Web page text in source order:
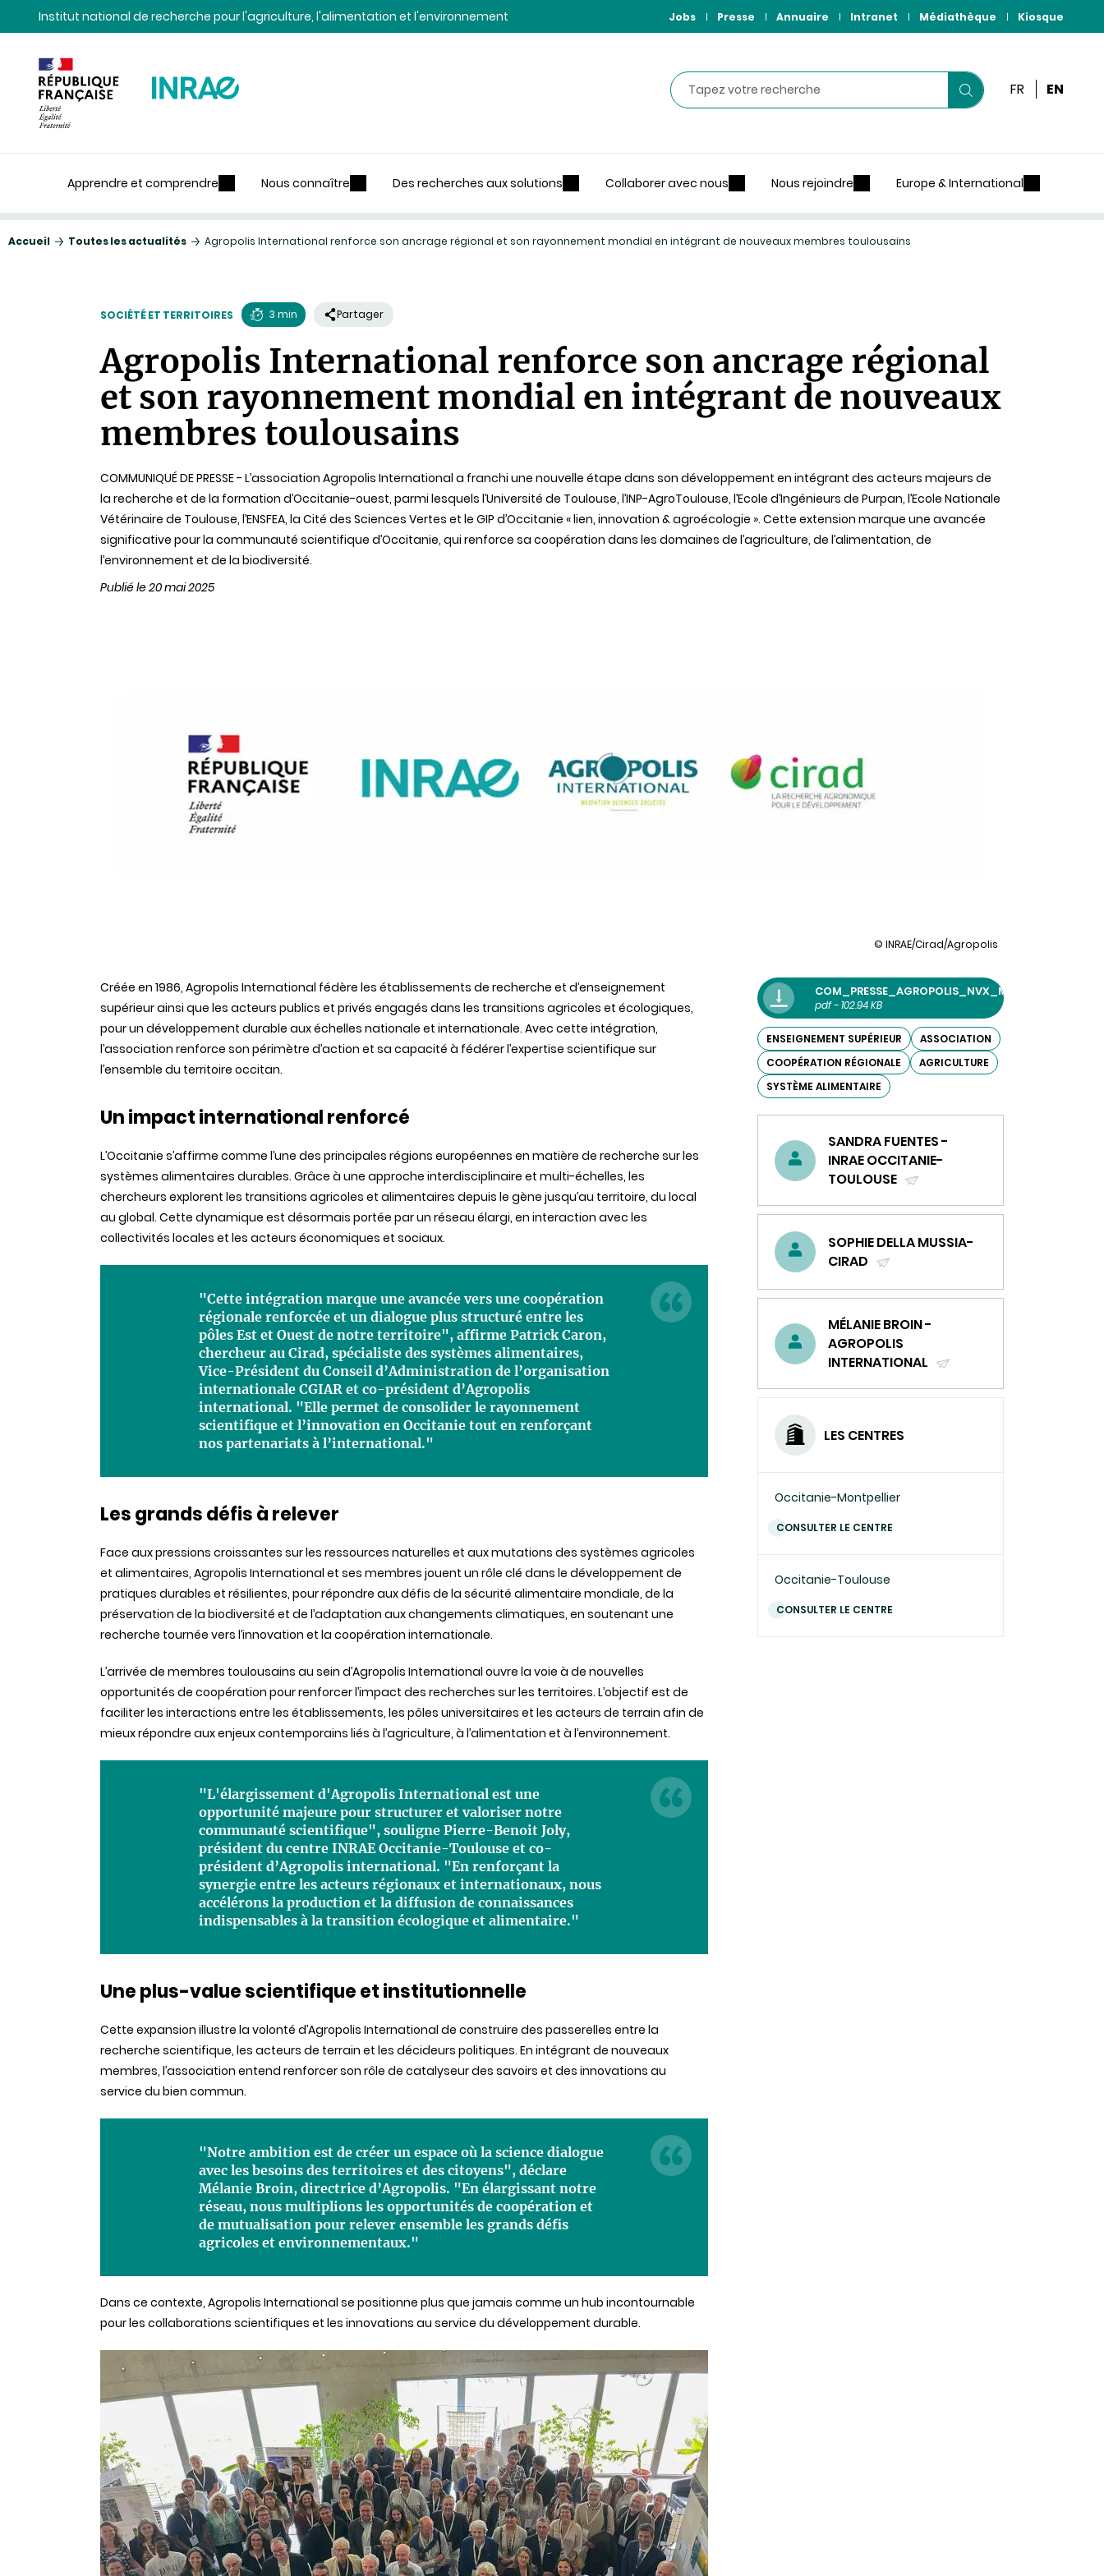
Contenu
Recherche
NavigationInstitut national de recherche pour l'agriculture, l'alimentation et l'environnement Jobs Presse Annuaire Intranet Médiathèque Kiosque
Rechercher
Lancer
FR EN
Apprendre et comprendre Nous connaître Des recherches aux solutions Collaborer avec nous Nous rejoindre Europe & International
Accueil Toutes les actualités Agropolis International renforce son ancrage régional et son rayonnement mondial en intégrant de nouveaux membres toulousains
SOCIÉTÉ ET TERRITOIRES
de
3 min Partager
Agropolis International renforce son ancrage régional
et son rayonnement mondial en intégrant de nouveaux
membres toulousains
COMMUNIQUÉ DE PRESSE - L’association Agropolis International a franchi une nouvelle étape dans son développement en intégrant des acteurs majeurs de
la recherche et de la formation d’Occitanie-ouest, parmi lesquels l’Université de Toulouse, l’INP-AgroToulouse, l’Ecole d’Ingénieurs de Purpan, l’Ecole Nationale
Vétérinaire de Toulouse, l’ENSFEA, la Cité des Sciences Vertes et le GIP d’Occitanie « lien, innovation & agroécologie ». Cette extension marque une avancée
significative pour la communauté scientifique d’Occitanie, qui renforce sa coopération dans les domaines de l’agriculture, de l’alimentation, de
l’environnement et de la biodiversité.
Publié le 20 mai 2025
illustration
renforce
son
régional
et
son
rayonnement
mondial
en
intégrant
nouveaux
membres
toulousains
© INRAE/Cirad/Agropolis
Créée en 1986, Agropolis International fédère les établissements de recherche et d’enseignement
supérieur ainsi que les acteurs publics et privés engagés dans les transitions agricoles et écologiques,
pour un développement durable aux échelles nationale et internationale. Avec cette intégration,
l’association renforce son périmètre d’action et sa capacité à fédérer l’expertise scientifique sur
l’ensemble du territoire occitan.
Un impact international renforcé
L’Occitanie s’affirme comme l’une des principales régions européennes en matière de recherche sur les
systèmes alimentaires durables. Grâce à une approche interdisciplinaire et multi-échelles, les
chercheurs explorent les transitions agricoles et alimentaires depuis le gène jusqu’au territoire, du local
au global. Cette dynamique est désormais portée par un réseau élargi, en interaction avec les
collectivités locales et les acteurs économiques et sociaux.
"Cette intégration marque une avancée vers une coopération
régionale renforcée et un dialogue plus structuré entre les
pôles Est et Ouest de notre territoire", affirme Patrick Caron,
chercheur au Cirad, spécialiste des systèmes alimentaires,
Vice-Président du Conseil d’Administration de l’organisation
internationale CGIAR et co-président d’Agropolis
international. "Elle permet de consolider le rayonnement
scientifique et l’innovation en Occitanie tout en renforçant
nos partenariats à l’international."
Les grands défis à relever
Face aux pressions croissantes sur les ressources naturelles et aux mutations des systèmes agricoles
et alimentaires, Agropolis International et ses membres jouent un rôle clé dans le développement de
pratiques durables et résilientes, pour répondre aux défis de la sécurité alimentaire mondiale, de la
préservation de la biodiversité et de l’adaptation aux changements climatiques, en soutenant une
recherche tournée vers l’innovation et la coopération internationale.
L’arrivée de membres toulousains au sein d’Agropolis International ouvre la voie à de nouvelles
opportunités de coopération pour renforcer l’impact des recherches sur les territoires. L’objectif est de
faciliter les interactions entre les établissements, les pôles universitaires et les acteurs de terrain afin de
mieux répondre aux enjeux contemporains liés à l’agriculture, à l’alimentation et à l’environnement.
"L'élargissement d'Agropolis International est une
opportunité majeure pour structurer et valoriser notre
communauté scientifique", souligne Pierre-Benoit Joly,
président du centre INRAE Occitanie-Toulouse et co-
président d’Agropolis international. "En renforçant la
synergie entre les acteurs régionaux et internationaux, nous
accélérons la production et la diffusion de connaissances
indispensables à la transition écologique et alimentaire."
Une plus-value scientifique et institutionnelle
Cette expansion illustre la volonté d’Agropolis International de construire des passerelles entre la
recherche scientifique, les acteurs de terrain et les décideurs politiques. En intégrant de nouveaux
membres, l’association entend renforcer son rôle de catalyseur des savoirs et des innovations au
service du bien commun.
"Notre ambition est de créer un espace où la science dialogue
avec les besoins des territoires et des citoyens", déclare
Mélanie Broin, directrice d’Agropolis. "En élargissant notre
réseau, nous multiplions les opportunités de coopération et
de mutualisation pour relever ensemble les grands défis
agricoles et environnementaux."
Dans ce contexte, Agropolis International se positionne plus que jamais comme un hub incontournable
pour les collaborations scientifiques et les innovations au service du développement durable.
pdf - 102.94 KB
ENSEIGNEMENT SUPÉRIEUR
ASSOCIATION
COOPÉRATION RÉGIONALE
AGRICULTURE
SYSTÈME ALIMENTAIRE
SANDRA FUENTES -
INRAE OCCITANIE-
TOULOUSE
UN
COURRIEL)
SOPHIE DELLA MUSSIA-
CIRAD
UN
COURRIEL)
MÉLANIE BROIN -
AGROPOLIS
INTERNATIONAL
UN
LES CENTRES
Occitanie-Montpellier
CONSULTER LE CENTRE
Occitanie-Toulouse
CONSULTER LE CENTRE